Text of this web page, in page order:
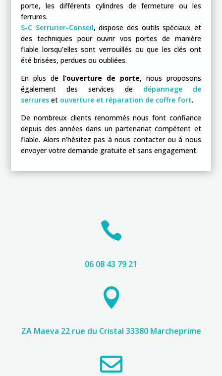
porte, les différents cylindres de fermeture ou les
ferrures.
S-C Serrurier-Conseil, dispose des outils spéciaux et
des techniques pour ouvrir vos portes de manière
fiable lorsqu’elles sont verrouillés ou que les clés ont
été brisées, perdues ou oubliées.
En plus de l’ouverture de porte, nous proposons
également des services de dépannage de
serrures et ouverture et réparation de coffre fort.
De nombreux clients renommés nous font confiance
depuis des années dans un partenariat compétent et
fiable. Alors n’hésitez pas à nous contacter ou à nous
envoyer votre demande gratuite et sans engagement.

06 08 43 79 21

ZA Maeva 22 rue du Cristal 33380 Marcheprime
